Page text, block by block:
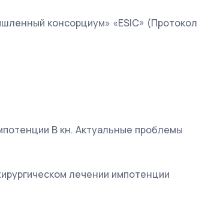
консорциум» «ESIC» (Протокол
В кн. Актуальные проблемы
лечении импотенции